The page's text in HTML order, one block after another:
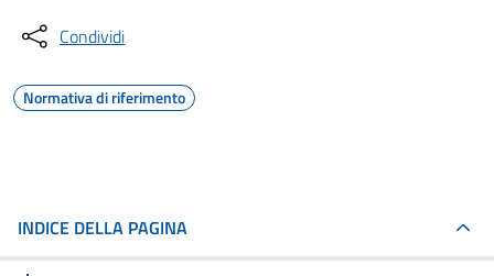
Condividi
Normativa di riferimento
INDICE DELLA PAGINA